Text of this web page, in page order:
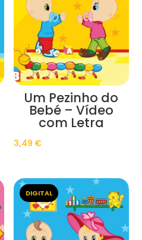
Um Pezinho do
Bebé – Vídeo
com Letra
3,49 €
DIGITAL